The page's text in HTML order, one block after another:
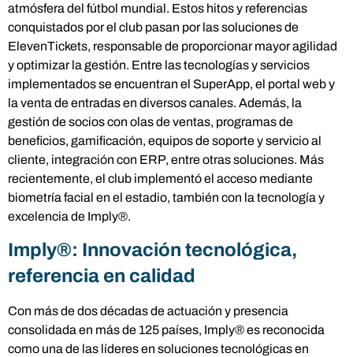
atmósfera del fútbol mundial. Estos hitos y referencias
conquistados por el club pasan por las soluciones de
ElevenTickets, responsable de proporcionar mayor agilidad
y optimizar la gestión. Entre las tecnologías y servicios
implementados se encuentran el SuperApp, el portal web y
la venta de entradas en diversos canales. Además, la
gestión de socios con olas de ventas, programas de
beneficios, gamificación, equipos de soporte y servicio al
cliente, integración con ERP, entre otras soluciones. Más
recientemente, el club implementó el acceso mediante
biometría facial en el estadio, también con la tecnología y
excelencia de Imply®.
Imply®: Innovación tecnológica,
referencia en calidad
Con más de dos décadas de actuación y presencia
consolidada en más de 125 países, Imply® es reconocida
como una de las líderes en soluciones tecnológicas en